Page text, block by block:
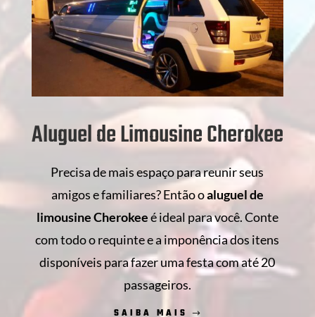
Aluguel de Limousine Cherokee
Precisa de mais espaço para reunir seus
amigos e familiares? Então oaluguel de
limousine Cherokeeé ideal para você. Conte
com todo o requinte e a imponência dos itens
disponíveis para fazer uma festa com até 20
passageiros.
SAIBA MAIS